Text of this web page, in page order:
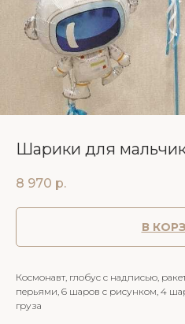
Шарики для
8 970 р.
В
Космонавт, глобус с надписью,
перьями, 6 шаров с рисунком, 4
груза